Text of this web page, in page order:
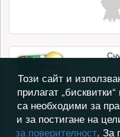
Този сайт и
прилагат
са необходими за
и за постигане на
за поверителност. За